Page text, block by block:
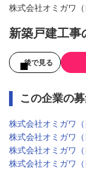
株式会社オミガワ（
新築戸建工事
後で見る
この企業の
株式会社オミガワ
株式会社オミガワ
株式会社オミガワ
株式会社オミガワ